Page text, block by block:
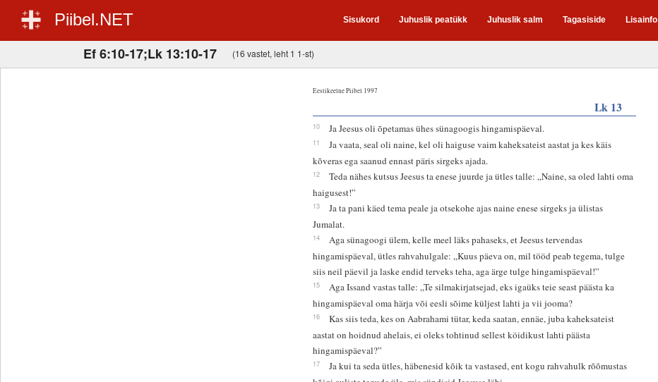
Piibel.NET Sisukord Juhuslik peatükk Juhuslik salm Tagasiside Lisainfo
Ef 6:10-17;Lk 13:10-17 (16 vastet, leht 1 1-st)
Eestikeelne Piibel 1997
Lk 13
10 Ja Jeesus oli õpetamas ühes sünagoogis hingamispäeval.
11
Ja vaata, seal oli naine, kel oli haiguse vaim kaheksateist aastat ja kes käis
kõveras ega saanud ennast päris sirgeks ajada.
12
Teda nähes kutsus Jeesus ta enese juurde ja ütles talle: „Naine, sa oled lahti oma
haigusest!”
13
Ja ta pani käed tema peale ja otsekohe ajas naine enese sirgeks ja ülistas
Jumalat.
14
Aga sünagoogi ülem, kelle meel läks pahaseks, et Jeesus tervendas
hingamispäeval, ütles rahvahulgale: „Kuus päeva on, mil tööd peab tegema, tulge
siis neil päevil ja laske endid terveks teha, aga ärge tulge hingamispäeval!”
15
Aga Issand vastas talle: „Te silmakirjatsejad, eks igaüks teie seast päästa ka
hingamispäeval oma härja või eesli sõime küljest lahti ja vii jooma?
16
Kas siis teda, kes on Aabrahami tütar, keda saatan, ennäe, juba kaheksateist
aastat on hoidnud ahelais, ei oleks tohtinud sellest köidikust lahti päästa
hingamispäeval?”
17
Ja kui ta seda ütles, häbenesid kõik ta vastased, ent kogu rahvahulk rõõmustas